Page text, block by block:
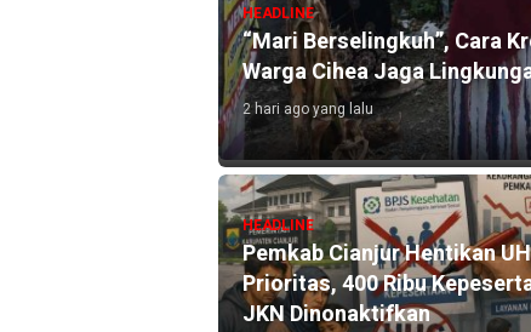
HEADLINE
“Mari Berselingkuh”, Cara
Warga Cihea Jaga
2 hari ago yang lalu
HEADLINE
Pemkab Cianjur Hentikan
Prioritas, 400 Ribu
JKN Dinonaktifkan